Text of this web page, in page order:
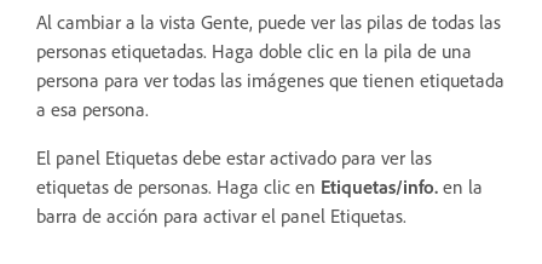
Al cambiar a la vista Gente, puede ver las pilas de todas las
personas etiquetadas. Haga doble clic en la pila de una
persona para ver todas las imágenes que tienen etiquetada
a esa persona.
El panel Etiquetas debe estar activado para ver las
etiquetas de personas. Haga clic en Etiquetas/info. en la
barra de acción para activar el panel Etiquetas.